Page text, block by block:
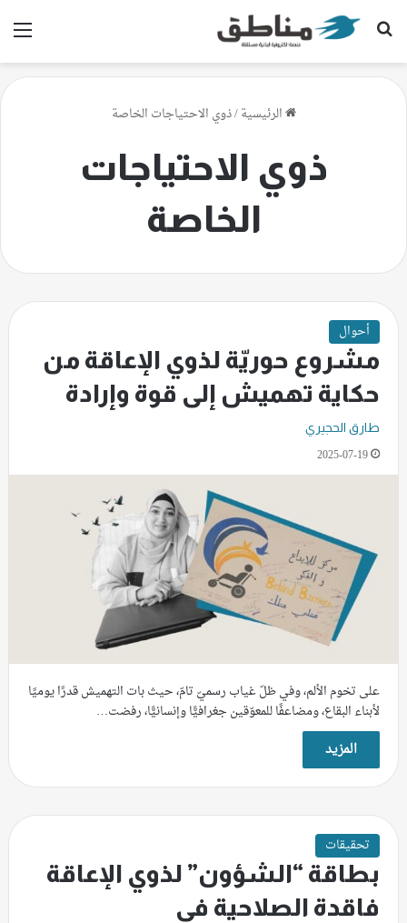
بحث عن
الرئيسية/ذوي الاحتياجات الخاصة
ذوي الاحتياجات
الخاصة
أحوال
مشروع حوريّة لذوي الإعاقة من
حكاية تهميش إلى قوة وإرادة
طارق الحجيري
2025-07-19
على تخوم الألم، وفي ظلّ غياب رسميّ تامّ، حيث بات التهميش قدرًا يوميًا
لأبناء البقاع، ومضاعفًا للمعوّقين جغرافيًّا وإنسانيًّا، رفضت…
المزيد
تحقيقات
بطاقة “الشؤون” لذوي الإعاقة
فاقدة الصلاحية في